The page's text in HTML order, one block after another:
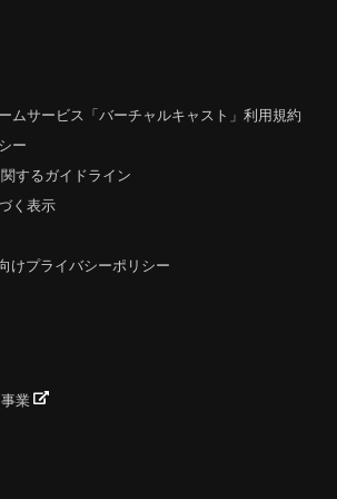
ムサービス「バーチャルキャスト」利用規約
ー
するガイドライン
く表示
けプライバシーポリシー
業